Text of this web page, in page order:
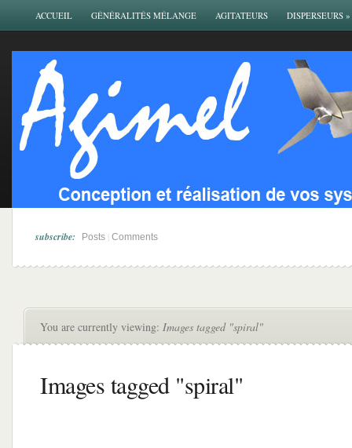
ACCUEIL GÉNÉRALITÉS MÉLANGE AGITATEURS DISPERSEURS »
subscribe: Posts Comments
You are currently viewing: Images tagged "spiral"
Images tagged "spiral"